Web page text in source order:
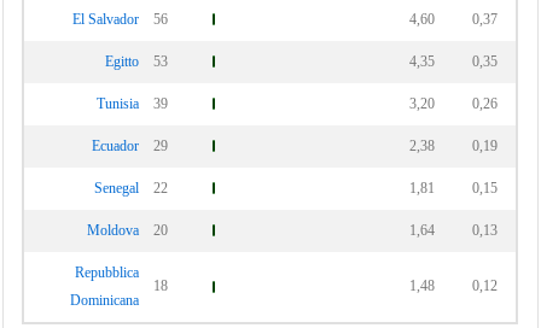
El Salvador 56 4,60 0,37
Egitto 53 4,35 0,35
Tunisia 39 3,20 0,26
Ecuador 29 2,38 0,19
Senegal 22 1,81 0,15
Moldova 20 1,64 0,13
Repubblica
Dominicana
18 1,48 0,12